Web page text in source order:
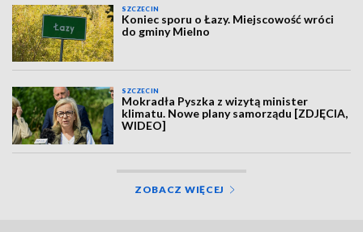
SZCZECIN
Koniec sporu o Łazy. Miejscowość wróci
do gminy Mielno
SZCZECIN
Mokradła Pyszka z wizytą minister
klimatu. Nowe plany samorządu [ZDJĘCIA,
WIDEO]
ZOBACZ WIĘCEJ